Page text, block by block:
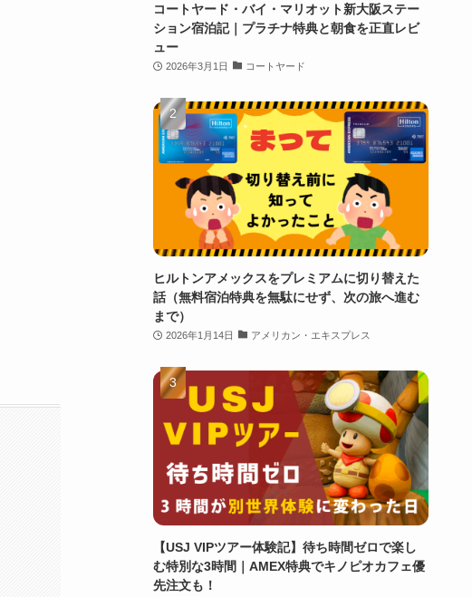
コートヤード・バイ・マリオット新大阪ステー
ション宿泊記｜プラチナ特典と朝食を正直レビ
ュー
2026年3月1日 コートヤード
ヒルトンアメックスをプレミアムに切り替えた
話（無料宿泊特典を無駄にせず、次の旅へ進む
まで）
2026年1月14日 アメリカン・エキスプレス
【USJ VIPツアー体験記】待ち時間ゼロで楽し
む特別な3時間｜AMEX特典でキノピオカフェ優
先注文も！